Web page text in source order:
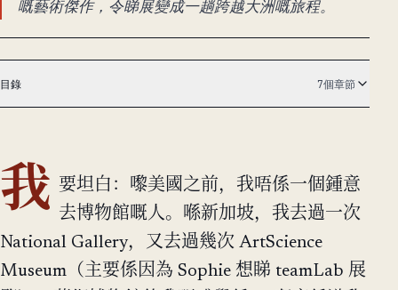
嘅藝術傑作，令睇展變成一趟跨越大洲嘅旅程。
目錄 7個章節
我 要坦白：嚟美國之前，我唔係一個鍾意
去博物館嘅人。喺新加坡，我去過一次
National Gallery，又去過幾次 ArtScience
Museum（主要係因為 Sophie 想睇 teamLab 展